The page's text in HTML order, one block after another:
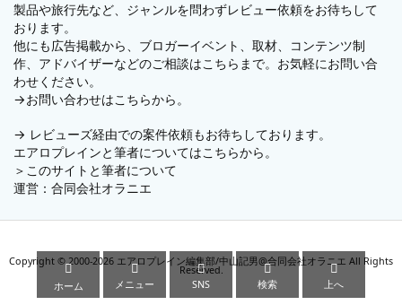
製品や旅行先など、ジャンルを問わずレビュー依頼をお待ちして
おります。
他にも広告掲載から、ブロガーイベント、取材、コンテンツ制
作、アドバイザーなどのご相談はこちらまで。お気軽にお問い合
わせください。
→お問い合わせはこちらから。
→ レビューズ経由での案件依頼もお待ちしております。
エアロプレインと筆者についてはこちらから。
＞ このサイトと筆者について
運営： 合同会社オラニエ
Copyright ©2000-2026 エアロプレイン編集部/中山記男@合同会社オラニエ All Rights
Reserved.

ホーム

メニュー

SNS

検索

上へ